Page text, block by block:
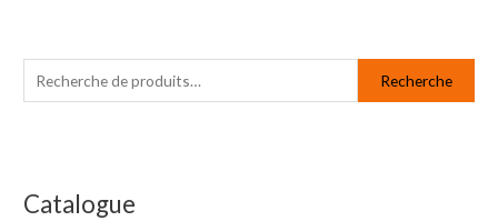
c
r
Recherche
Catalogue
i
i